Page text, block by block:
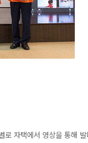
자택에서 영상을 통해 발